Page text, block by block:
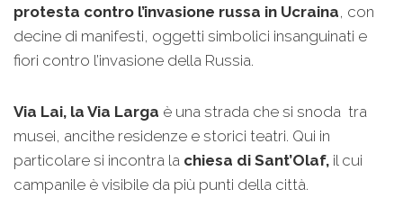
protesta contro l’invasione russa in Ucraina, con
decine di manifesti, oggetti simbolici insanguinati e
fiori contro l’invasione della Russia.
Via Lai, la Via Larga è una strada che si snoda tra
musei, ancithe residenze e storici teatri. Qui in
particolare si incontra la chiesa di Sant’Olaf, il cui
campanile è visibile da più punti della città.